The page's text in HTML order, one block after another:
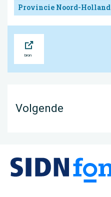
Provincie Noord-Holland
Volgende